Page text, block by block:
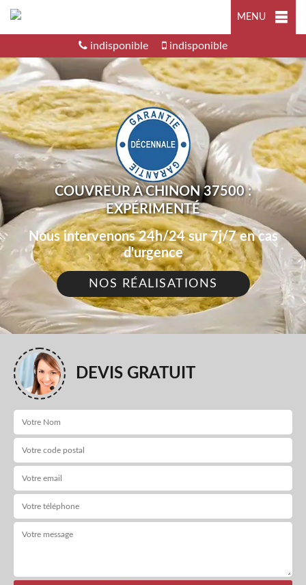
MENU
indisponible indisponible
COUVREUR À CHINON 37500 :
EXPÉRIMENTÉ
Nous intervenons 24h/24 sur 7j/7 en cas
d'urgence
NOS RÉALISATIONS
DEVIS GRATUIT